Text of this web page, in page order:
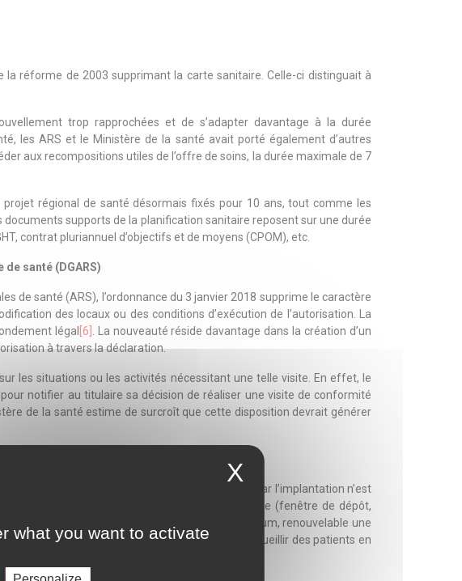
réforme de 2003 supprimant la carte sanitaire. Celle-ci distinguait à
trop rapprochées et de s’adapter davantage à la durée
les ARS et le Ministère de la santé avait porté également d’autres
aux recompositions utiles de l’offre de soins, la durée maximale de 7
régional de santé désormais fixés pour 10 ans, tout comme les
supports de la planification sanitaire reposent sur une durée
contrat pluriannuel d’objectifs et de moyens (CPOM), etc.
santé (DGARS)
de santé (ARS), l’ordonnance du 3 janvier 2018 supprime le caractère
des locaux ou des conditions d’exécution de l’autorisation. La
légal[6] . La nouveauté réside davantage dans la création d’un
à travers la déclaration.
les situations ou les activités nécessitant une telle visite. En effet, le
notifier au titulaire sa décision de réaliser une visite de conformité
de la santé estime de surcroît que cette disposition devrait générer
dérogatoire au droit commun. Dérogatoire car l’implantation n’est
c’est-à-dire hors procédure habituelle (fenêtre de dépôt,
motivée) et pour une durée de 6 mois maximum, renouvelable une
6 mois à ouvrir un service de médecine pour accueillir des patients en
X
what you want to activate